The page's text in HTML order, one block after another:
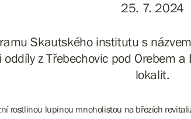
25. 7. 2024
Skautského institutu s
z Třebechovic pod Orebem
lokalit.
rostlinou lupinou mnoholistou na březích